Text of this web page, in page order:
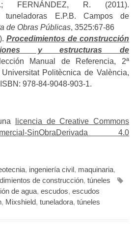
FERNÁNDEZ, R. (2011).
tuneladoras E.P.B. Campos de
de Obras Públicas, 3525:67-86
Procedimientos de construcción
y estructuras de
Manual de Referencia, 2ª
Politècnica de València,
978-84-9048-903-1.
licencia de Creative Commons
SinObraDerivada 4.0
, ingeniería civil , maquinaria,
de construcción, túneles
de agua, escudos, escudos
, Mixshield, tuneladora, túneles